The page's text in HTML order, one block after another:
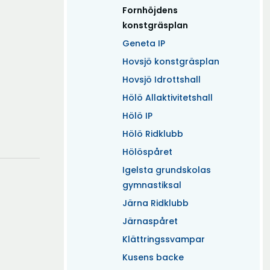
Fornhöjdens
konstgräsplan
(Aktuell)
Geneta IP
Hovsjö konstgräsplan
Hovsjö Idrottshall
Hölö Allaktivitetshall
Hölö IP
Hölö Ridklubb
Hölöspåret
Igelsta grundskolas
gymnastiksal
Järna Ridklubb
Järnaspåret
Klättringssvampar
Kusens backe